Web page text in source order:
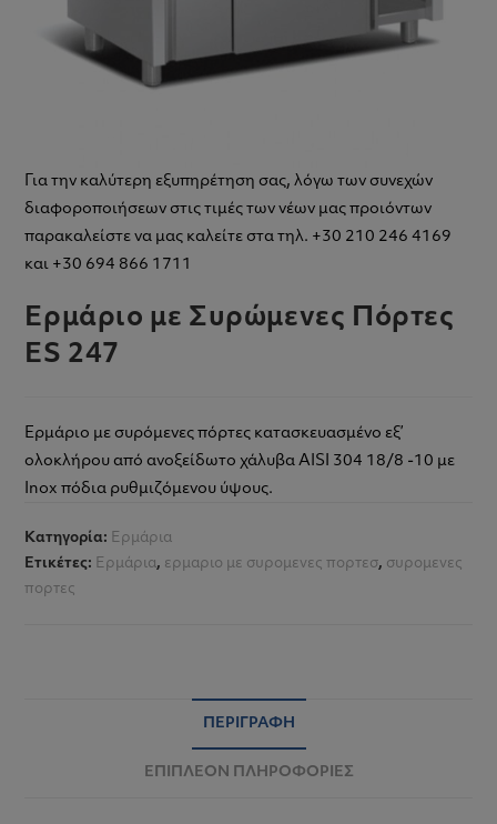
Για την καλύτερη εξυπηρέτηση σας, λόγω των συνεχών
διαφοροποιήσεων στις τιμές των νέων μας προιόντων
παρακαλείστε να μας καλείτε στα τηλ. +30 210 246 4169
και +30 694 866 1711
Ερμάριο με Συρώμενες Πόρτες
ES 247
Ερμάριο με συρόμενες πόρτες κατασκευασμένο εξ’
ολοκλήρου από ανοξείδωτο χάλυβα AISI 304 18/8 -10 με
Inox πόδια ρυθμιζόμενου ύψους.
Κατηγορία: Ερμάρια
Ετικέτες: Ερμάρια, ερμαριο με συρομενες πορτεσ, συρομενες
πορτες
ΠΕΡΙΓΡΑΦΉ
ΕΠΙΠΛΈΟΝ ΠΛΗΡΟΦΟΡΊΕΣ